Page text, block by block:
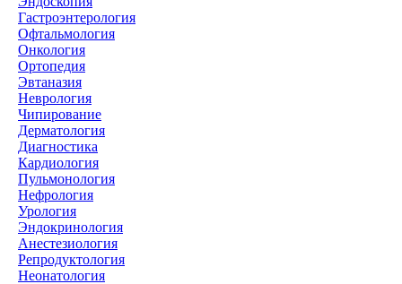
Гастроэнтерология
Офтальмология
Онкология
Ортопедия
Эвтаназия
Неврология
Чипирование
Дерматология
Диагностика
Кардиология
Пульмонология
Нефрология
Урология
Эндокринология
Анестезиология
Репродуктология
Неонатология